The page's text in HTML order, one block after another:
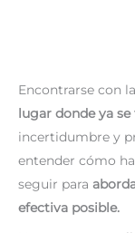
Encontrarse con
lugar donde ya
incertidumbre y
entender cómo
seguir para
efectiva posible.